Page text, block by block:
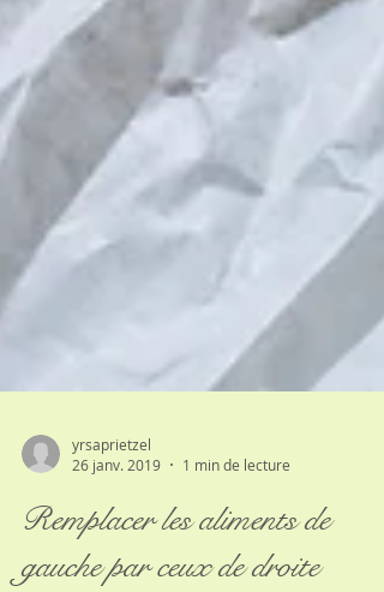
yrsaprietzel
26 janv. 2019
1 min de lecture